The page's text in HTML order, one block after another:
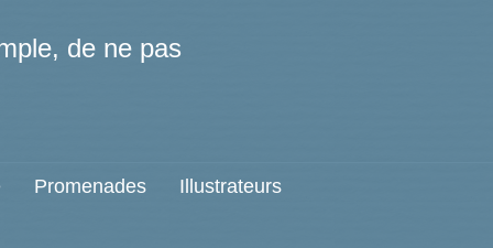
de ne pas
Promenades Illustrateurs